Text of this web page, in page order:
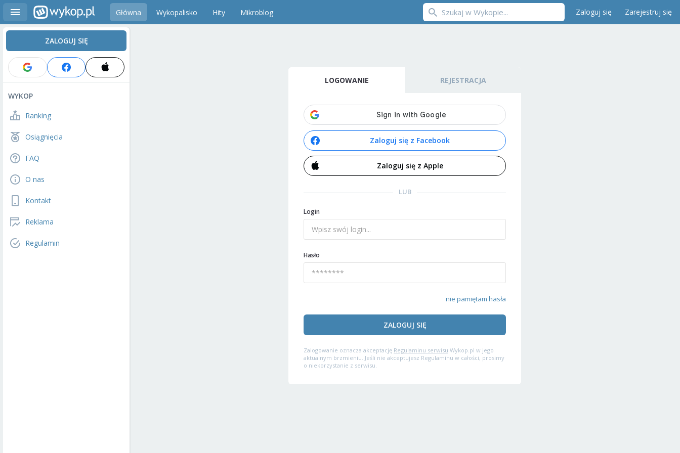
Główna Wykopalisko Hity Mikroblog Zaloguj się Zarejestruj się
ZALOGUJ SIĘ
WYKOP
Ranking
Osiągnięcia
FAQ
O nas
Kontakt
Reklama
Regulamin
LOGOWANIE REJESTRACJA
Zaloguj się z Facebook
Zaloguj się z Apple
LUB
Login
Hasło
nie pamiętam hasła
ZALOGUJ SIĘ
Zalogowanie oznacza akceptację Regulaminu serwisu Wykop.pl w jego
aktualnym brzmieniu. Jeśli nie akceptujesz Regulaminu w całości, prosimy
o niekorzystanie z serwisu.